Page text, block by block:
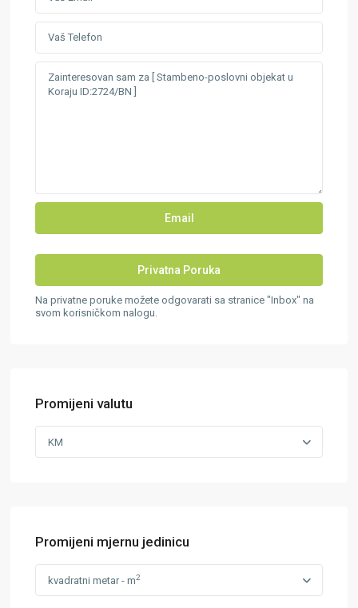
Na privatne poruke možete odgovarati sa stranice "Inbox" na
svom korisničkom nalogu.
Promijeni valutu
KM
Promijeni mjernu jedinicu
kvadratni metar - m2